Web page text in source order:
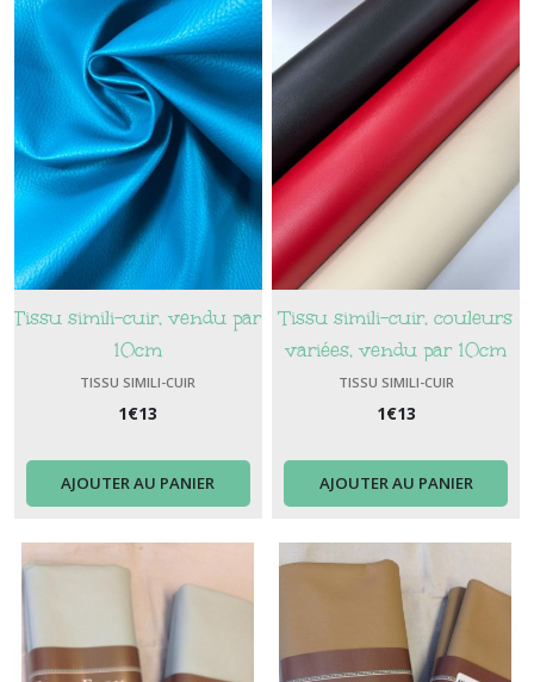
Tissu simili-cuir, vendu par
10cm
TISSU SIMILI-CUIR
1€13
AJOUTER AU PANIER
Tissu simili-cuir, couleurs
variées, vendu par 10cm
TISSU SIMILI-CUIR
1€13
AJOUTER AU PANIER